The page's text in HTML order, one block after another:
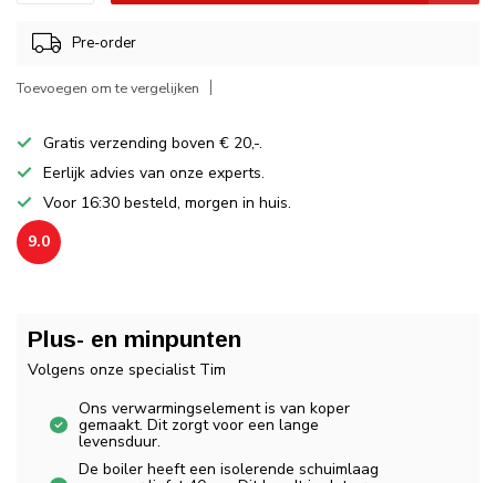
Pre-order
Toevoegen om te vergelijken
Gratis verzending boven € 20,-.
Eerlijk advies van onze experts.
Voor 16:30 besteld, morgen in huis.
9.0
Plus- en minpunten
Volgens onze specialist Tim
Ons verwarmingselement is van koper
gemaakt. Dit zorgt voor een lange
levensduur.
De boiler heeft een isolerende schuimlaag